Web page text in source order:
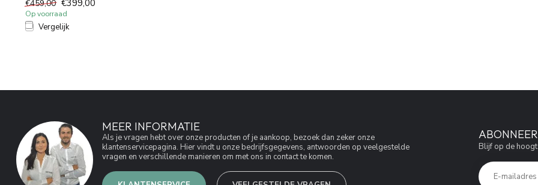
€459,00 €399,00
Op voorraad
Vergelijk
MEER INFORMATIE
Als je vragen hebt over onze producten of je aankoop, bezoek dan zeker onze
klantenservicepagina. Hier vindt u onze bedrijfsgegevens, antwoorden op veelgestelde
vragen en verschillende manieren om met ons in contact te komen.
Blijf op de